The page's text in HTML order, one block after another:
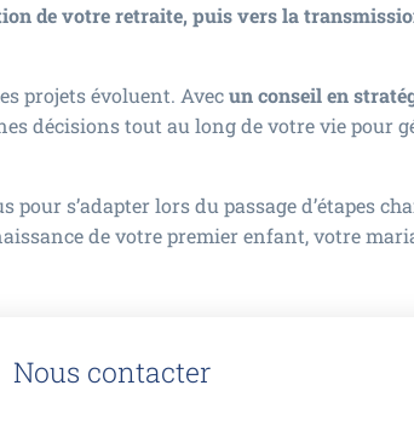
de votre retraite, puis vers la
projets évoluent. Avecun conseil en
décisions tout au long de votre vie pour
s’adapter lors du passage d’étapes
de votre premier enfant, votre
Nous contacter